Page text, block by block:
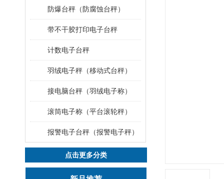
防爆台秤（防腐蚀台秤）
带不干胶打印电子台秤
计数电子台秤
羽绒电子秤（移动式台秤）
接电脑台秤（羽绒电子称）
滚筒电子称（平台滚轮秤）
报警电子台秤（报警电子秤）
点击更多分类